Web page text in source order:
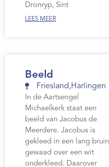
Dronryp, Sint
LEES MEER
Beeld
Friesland,Harlingen
In de Aartsengel
Michaelkerk staat een
beeld van Jacobus de
Meerdere. Jacobus is
gekleed in een lang bruin
gewaad over een wit
onderkleed. Daarover